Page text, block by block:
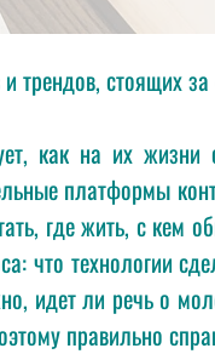
трендов, стоящих
как на их
платформы
где жить, с кем
что технологии
идет ли речь о
правильно